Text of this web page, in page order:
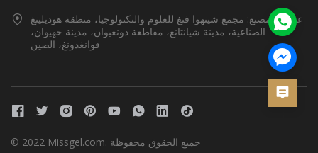
عنوان المصنع: مجمع شينهوا فنغ للعلوم والتكنولوجيا، منطقة هوديلينغ
الصناعية، مدينة شيانتانغ، مقاطعة دونغيوان، مدينة خهيوان،
قوانغدونغ، الصين
© 2022 Missgel.com. جميع الحقوق محفوظة